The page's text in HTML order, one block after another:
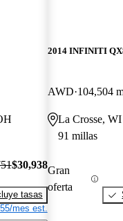
$30,938
tasas
mes est.
2014 INFINITI
AWD 104,504
La Crosse, WI
91 millas
Gran
oferta